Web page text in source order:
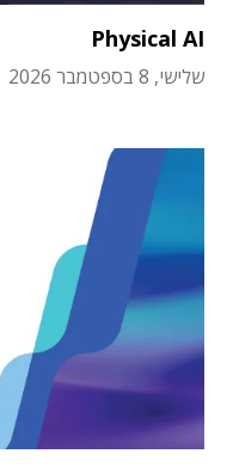
Physical AI
שלישי, 8 בספטמבר 2026